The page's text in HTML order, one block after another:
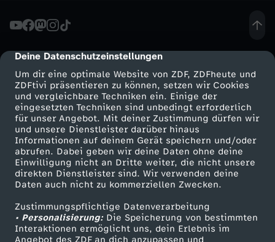
cmp-dialog-description
Deine Datenschutzeinstellungen
Um dir eine optimale Website von ZDF, ZDFheute und
ZDFtivi präsentieren zu können, setzen wir Cookies
und vergleichbare Techniken ein. Einige der
eingesetzten Techniken sind unbedingt erforderlich
für unser Angebot. Mit deiner Zustimmung dürfen wir
und unsere Dienstleister darüber hinaus
Informationen auf deinem Gerät speichern und/oder
abrufen. Dabei geben wir deine Daten ohne deine
Einwilligung nicht an Dritte weiter, die nicht unsere
direkten Dienstleister sind. Wir verwenden deine
Daten auch nicht zu kommerziellen Zwecken.
Zustimmungspflichtige Datenverarbeitung
• Personalisierung:Die Speicherung von bestimmten
Interaktionen ermöglicht uns, dein Erlebnis im
Angebot des ZDF an dich anzupassen und
t
-
G
K
V
-
R
e
Mehr ZDF
ZDF-Apps
Smart TV
ZDFtext
Livestreams
Sendungen A-Z
Service
ZDFmitreden
Kontakt zum ZDF
Tickets
Zuschauerservice
Hilfe